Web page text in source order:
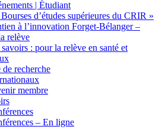
| Étudiant
d’études supérieures du CRIR »
à l’innovation Forget-Bélanger –
relève
: pour la relève en santé et
de recherche
membre
– En ligne